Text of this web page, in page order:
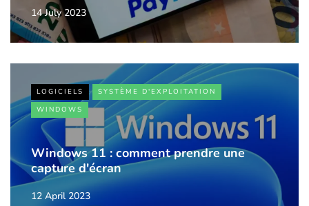
14 July 2023
LOGICIELS
SYSTÈME D'EXPLOITATION
WINDOWS
Windows 11 : comment prendre une
capture d'écran
12 April 2023